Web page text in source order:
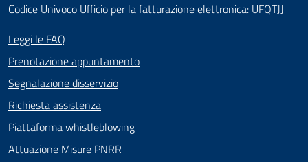
Codice Univoco Ufficio per la fatturazione elettronica: UFQTJJ
Leggi le FAQ
Prenotazione appuntamento
Segnalazione disservizio
Richiesta assistenza
Piattaforma whistleblowing
Attuazione Misure PNRR